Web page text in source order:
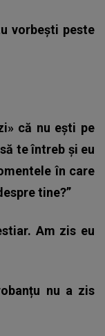
vorbești peste
că nu ești pe
te întreb și eu
în care
tine?”
Am zis eu
nu a zis